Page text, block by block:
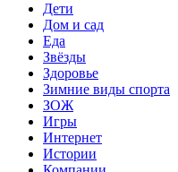
Дети
Дом и сад
Еда
Звёзды
Здоровье
Зимние виды спорта
ЗОЖ
Игры
Интернет
Истории